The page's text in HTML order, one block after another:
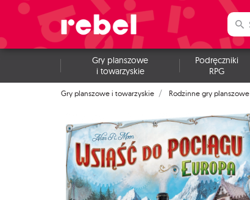
Gry planszowe
i towarzyskie
Podręczniki
RPG
Gry planszowe i towarzyskie Rodzinne gry planszowe